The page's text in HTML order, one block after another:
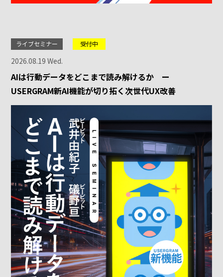
ライブセミナー 受付中
2026.08.19 Wed.
AIは行動データをどこまで読み解けるか ー
USERGRAM新AI機能が切り拓く次世代UX改善